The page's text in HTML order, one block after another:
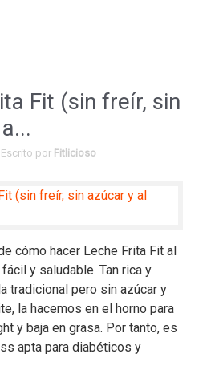
Fit (sin freír, sin
Escrito por Fitlicioso
cómo hacer Leche Frita Fit al
y saludable. Tan rica y
tradicional pero sin azúcar y
la hacemos en el horno para
y baja en grasa. Por tanto, es
apta para diabéticos y